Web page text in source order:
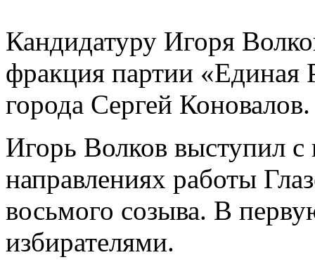
Кандидатуру Игоря
фракция партии «Единая
города Сергей
Игорь Волков выступил
направлениях работы
восьмого созыва. В
избирателями.